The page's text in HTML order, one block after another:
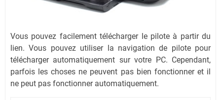
Vous pouvez facilement télécharger le pilote à partir du
lien. Vous pouvez utiliser la navigation de pilote pour
télécharger automatiquement sur votre PC. Cependant,
parfois les choses ne peuvent pas bien fonctionner et il
ne peut pas fonctionner automatiquement.